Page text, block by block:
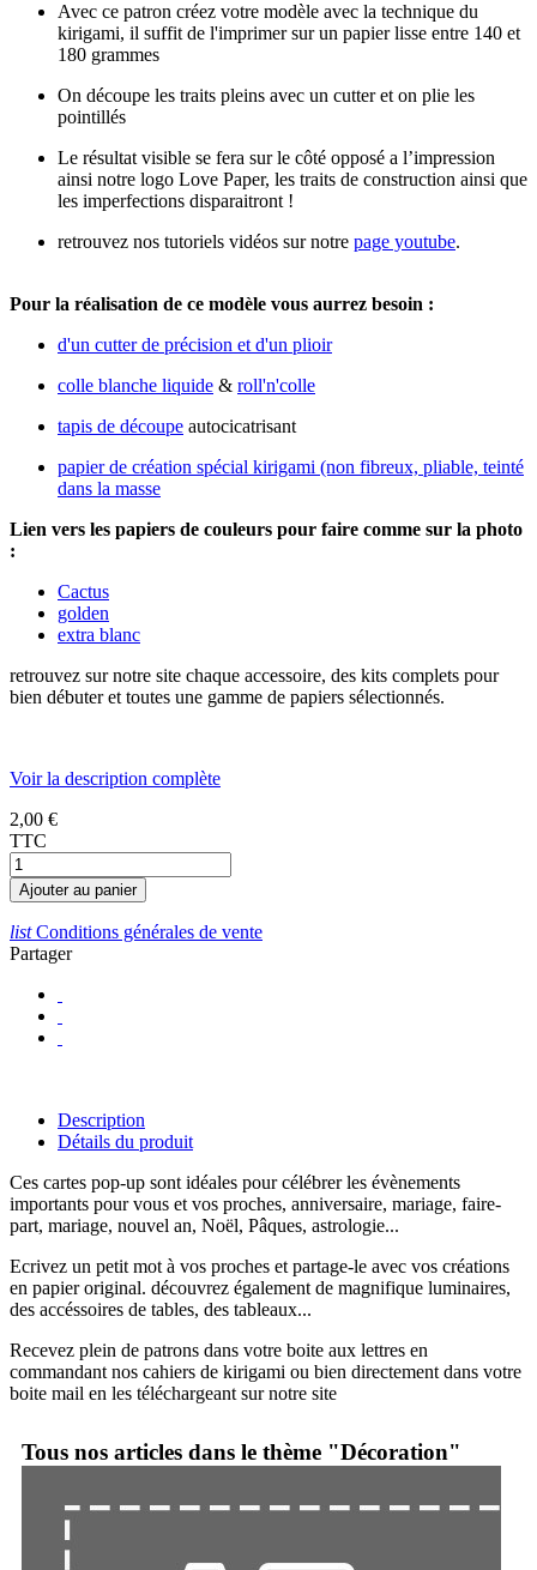
Avec ce patron créez votre modèle avec la technique du
kirigami, il suffit de l'imprimer sur un papier lisse entre 140 et
180 grammes
On découpe les traits pleins avec un cutter et on plie les
pointillés
Le résultat visible se fera sur le côté opposé a l’impression
ainsi notre logo Love Paper, les traits de construction ainsi que
les imperfections disparaitront !
retrouvez nos tutoriels vidéos sur notre page youtube.
Pour la réalisation de ce modèle vous aurrez besoin :
d'un cutter de précision et d'un plioir
colle blanche liquide & roll'n'colle
tapis de découpe autocicatrisant
papier de création spécial kirigami (non fibreux, pliable, teinté
dans la masse
Lien vers les papiers de couleurs pour faire comme sur la photo
:
Cactus
golden
extra blanc
retrouvez sur notre site chaque accessoire, des kits complets pour
bien débuter et toutes une gamme de papiers sélectionnés.
Voir la description complète
2,00 €
TTC
Ajouter au panier
listConditions générales de vente
Partager
Description
Détails du produit
Ces cartes pop-up sont idéales pour célébrer les évènements
importants pour vous et vos proches, anniversaire, mariage, faire-
part, mariage, nouvel an, Noël, Pâques, astrologie...
Ecrivez un petit mot à vos proches et partage-le avec vos créations
en papier original. découvrez également de magnifique luminaires,
des accéssoires de tables, des tableaux...
Recevez plein de patrons dans votre boite aux lettres en
commandant nos cahiers de kirigami ou bien directement dans votre
boite mail en les téléchargeant sur notre site
Tous nos articles dans le thème "Décoration"